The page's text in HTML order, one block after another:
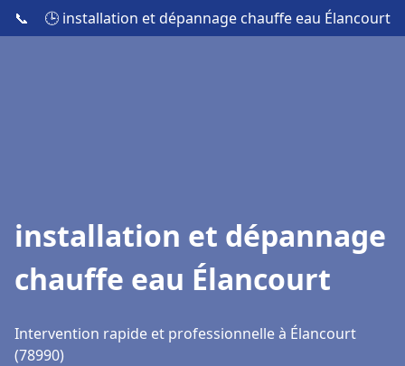
📞 🕒 installation et dépannage chauffe eau Élancourt
installation et dépannage
chauffe eau Élancourt
Intervention rapide et professionnelle à Élancourt
(78990)